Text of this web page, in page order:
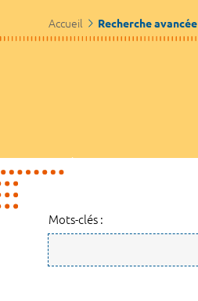
Accueil Recherche avancée
Mots-clés :